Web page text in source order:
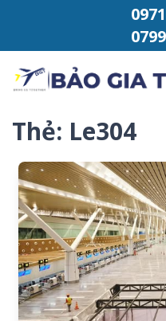
Chuyển đến phần nội dung
Thẻ: Le304 ​